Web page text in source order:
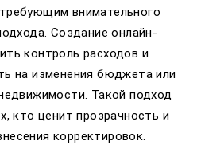
внимательного
Создание онлайн-
контроль расходов и
на изменения бюджета или
Такой подход
кто ценит прозрачность и
корректировок.